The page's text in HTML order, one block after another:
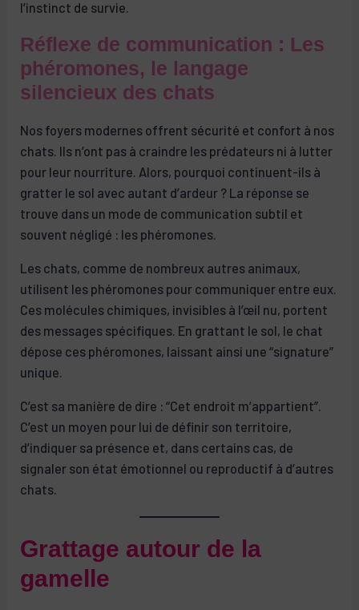
l’instinct de survie.
Réflexe de communication : Les
phéromones, le langage
silencieux des chats
Nos foyers modernes offrent sécurité et confort à nos
chats. Ils n’ont pas à craindre les prédateurs ni à lutter
pour leur nourriture. Alors, pourquoi continuent-ils à
gratter le sol avec autant d’ardeur ? La réponse se
trouve dans un mode de communication subtil et
souvent négligé : les phéromones.
Les chats, comme de nombreux autres animaux,
utilisent les phéromones pour communiquer entre eux.
Ces molécules chimiques, invisibles à l’œil nu, portent
des messages spécifiques. En grattant le sol, le chat
dépose ces phéromones, laissant ainsi une “signature”
unique.
C’est sa manière de dire : “Cet endroit m’appartient”.
C’est un moyen pour lui de définir son territoire,
d’indiquer sa présence et, dans certains cas, de
signaler son état émotionnel ou reproductif à d’autres
chats.
Grattage autour de la
gamelle